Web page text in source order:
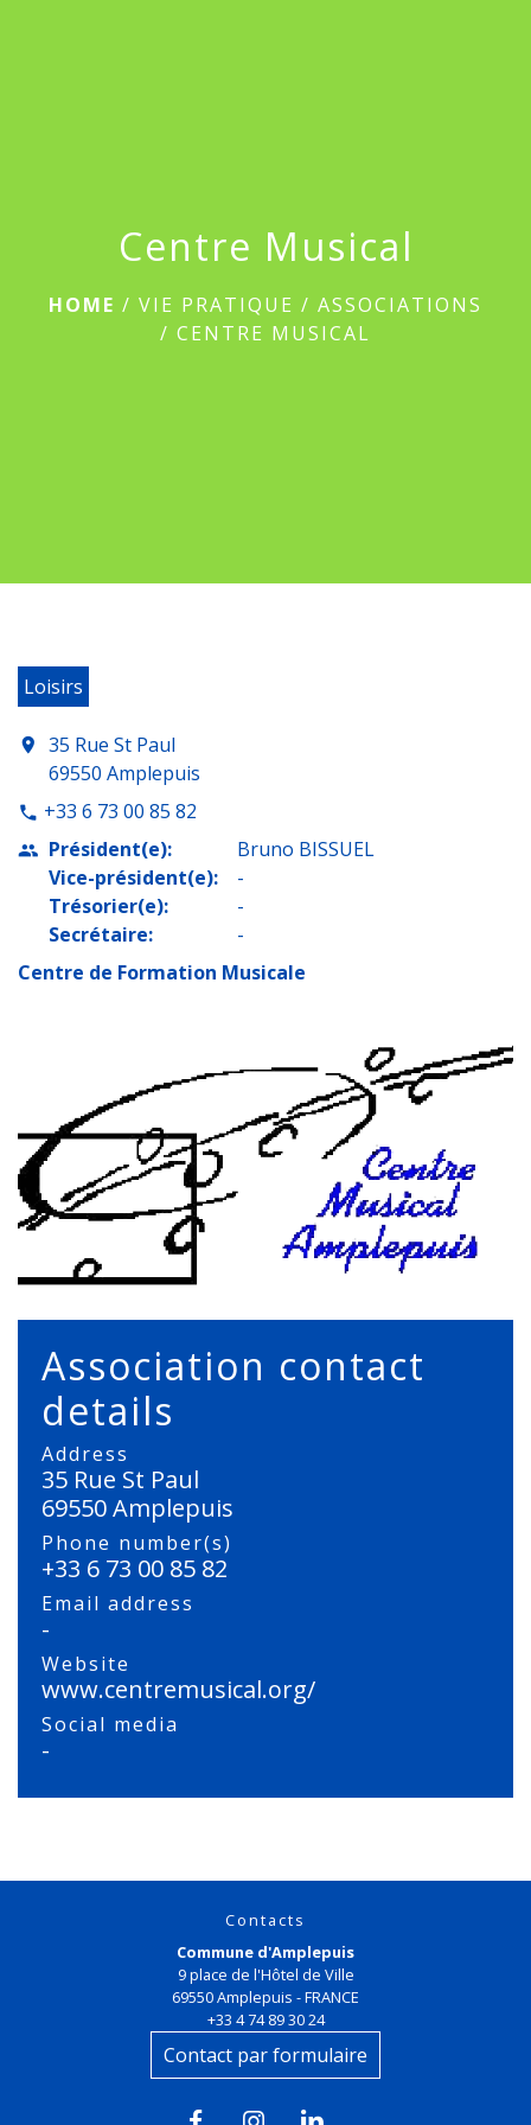
Centre Musical
HOME / VIE PRATIQUE / ASSOCIATIONS
/ CENTRE MUSICAL
Loisirs
location_on
35 Rue St Paul
69550 Amplepuis
phone +33 6 73 00 85 82
people Président(e):
Vice-président(e):
Trésorier(e):
Secrétaire:
Bruno BISSUEL
-
-
-
Centre de Formation Musicale
Association contact
details
Address
35 Rue St Paul
69550 Amplepuis
Phone number(s)
+33 6 73 00 85 82
Email address
-
Website
www.centremusical.org/
Social media
-
Contacts
Commune d'Amplepuis
9 place de l'Hôtel de Ville
69550 Amplepuis - FRANCE
+33 4 74 89 30 24
Contact par formulaire